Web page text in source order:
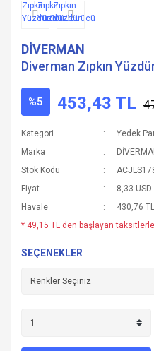
DİVERMAN
Diverman Zıpkın
%5 453,43 TL
Kategori
Yedek
Marka
Stok Kodu
Fiyat
8,33 USD
Havale
430,76
* 49,15 TL den başlayan
SEÇENEKLER